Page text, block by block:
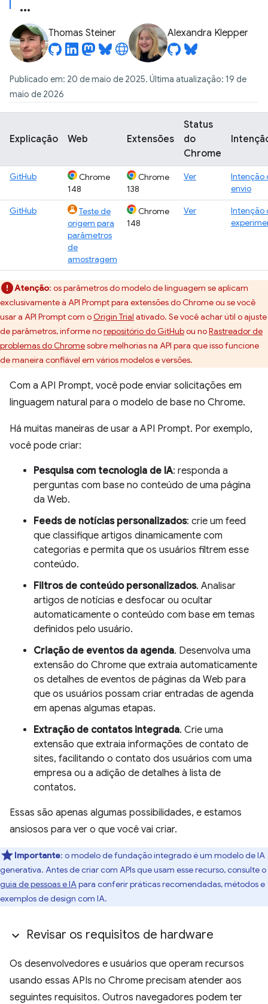
Thomas Steiner Alexandra Klepper
Publicado em: 20 de maio de 2025. Última atualização: 19 de
maio de 2026
Explicação Web Extensões
Status
do
Chrome
GitHub
Chrome
148
Chrome
138
Ver
Intenção
envio
GitHub
Teste de
origem para
parâmetros
de
amostragem
Chrome
148
Ver
Intenção
Atenção: os parâmetros do modelo de linguagem se aplicam
exclusivamente à API Prompt para extensões do Chrome ou se você
usar a API Prompt com oOrigin Trial ativado. Se você achar útil o ajuste
de parâmetros, informe norepositório do GitHubou noRastreador de
problemas do Chromesobre melhorias na API para que isso funcione
de maneira confiável em vários modelos e versões.
Com a API Prompt, você pode enviar solicitações em
linguagem natural para o modelo de base no Chrome.
Há muitas maneiras de usar a API Prompt. Por exemplo,
você pode criar:
Pesquisa com tecnologia de IA: responda a
perguntas com base no conteúdo de uma página
da Web.
Feeds de notícias personalizados: crie um feed
que classifique artigos dinamicamente com
categorias e permita que os usuários filtrem esse
conteúdo.
Filtros de conteúdo personalizados. Analisar
artigos de notícias e desfocar ou ocultar
automaticamente o conteúdo com base em temas
definidos pelo usuário.
Criação de eventos da agenda. Desenvolva uma
extensão do Chrome que extraia automaticamente
os detalhes de eventos de páginas da Web para
que os usuários possam criar entradas de agenda
em apenas algumas etapas.
Extração de contatos integrada. Crie uma
extensão que extraia informações de contato de
sites, facilitando o contato dos usuários com uma
empresa ou a adição de detalhes à lista de
contatos.
Essas são apenas algumas possibilidades, e estamos
ansiosos para ver o que você vai criar.
Importante: o modelo de fundação integrado é um modelo de IA
generativa. Antes de criar com APIs que usam esse recurso, consulte o
guia de pessoas e IApara conferir práticas recomendadas, métodos e
exemplos de design com IA.
Revisar os requisitos de hardware
Os desenvolvedores e usuários que operam recursos
usando essas APIs no Chrome precisam atender aos
seguintes requisitos. Outros navegadores podem ter